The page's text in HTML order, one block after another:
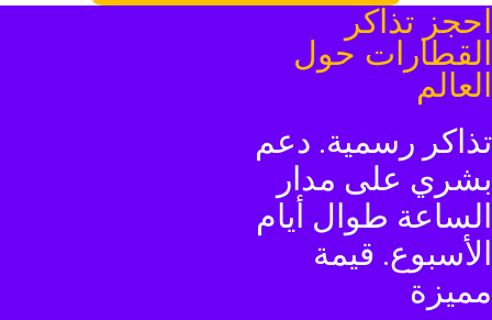
تذاكر
حول
رسمية. دعم
على مدار
طوال أيام
قيمة